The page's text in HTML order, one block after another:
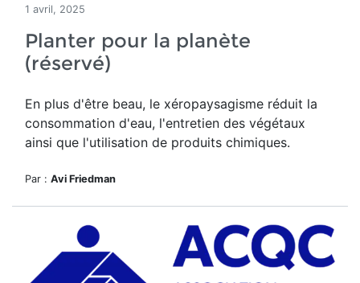
1 avril, 2025
Planter pour la planète
(réservé)
En plus d'être beau, le xéropaysagisme réduit la
consommation d'eau, l'entretien des végétaux
ainsi que l'utilisation de produits chimiques.
Par : Avi Friedman